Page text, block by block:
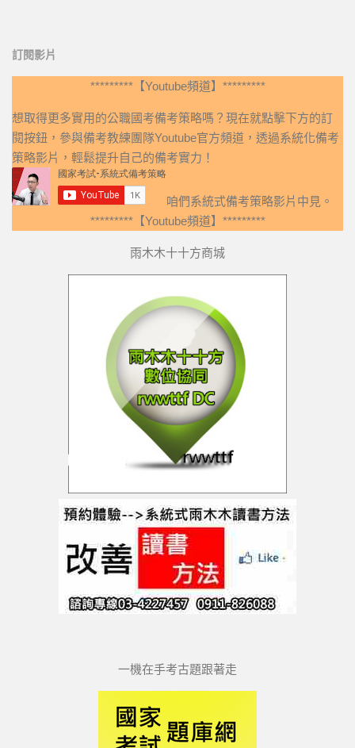
訂閱影片
*********【Youtube頻道】*********
想取得更多實用的公職國考備考策略嗎？現在就點擊下方的訂
閱按鈕，參與備考教練團隊Youtube官方頻道，透過系統化備考
策略影片，輕鬆提升自己的備考實力！
咱們系統式備考策略影片中見。
*********【Youtube頻道】*********
雨木木十十方商城
一機在手考古題跟著走